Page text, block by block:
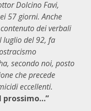
Dolcino Favi,
57 giorni. Anche
dei verbali
luglio del 92, fa
secondo noi, posto
che precede
eccellenti.
prossimo…”